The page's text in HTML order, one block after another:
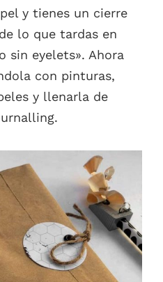
y tienes un cierre
lo que tardas en
sin eyelets». Ahora
con pinturas,
y llenarla de